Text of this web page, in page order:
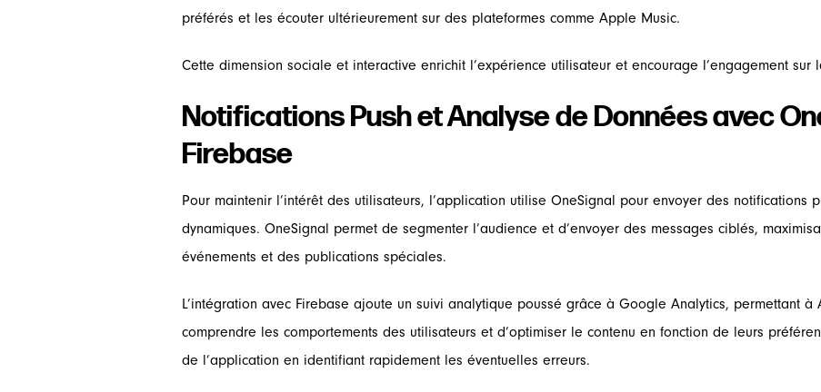
préférés et les écouter ultérieurement sur des plateformes comme Apple Music.
Cette dimension sociale et interactive enrichit l’expérience utilisateur et encourage l’engagement sur
Notifications Push et Analyse de Données avec
Firebase
Pour maintenir l’intérêt des utilisateurs, l’application utilise OneSignal pour envoyer des notifications
dynamiques. OneSignal permet de segmenter l’audience et d’envoyer des messages ciblés,
événements et des publications spéciales.
L’intégration avec Firebase ajoute un suivi analytique poussé grâce à Google Analytics, permettant à
comprendre les comportements des utilisateurs et d’optimiser le contenu en fonction de leurs
de l’application en identifiant rapidement les éventuelles erreurs.